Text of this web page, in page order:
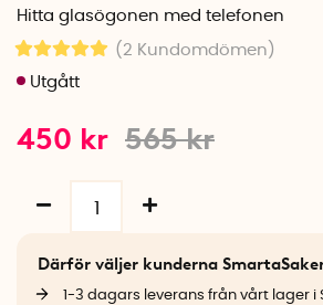
Hitta glasögonen med telefonen
(2 Kundomdömen )
565kr
450 kr
Därför väljer kunderna
1-3 dagars leverans från vårt lager i